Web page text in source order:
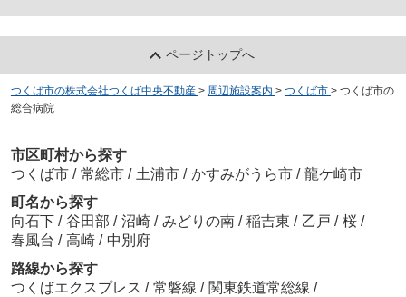
ページトップへ
つくば市の株式会社つくば中央不動産 > 周辺施設案内 > つくば市 > つくば市の
総合病院
市区町村から探す
つくば市 / 常総市 / 土浦市 / かすみがうら市 / 龍ケ崎市
町名から探す
向石下 / 谷田部 / 沼崎 / みどりの南 / 稲吉東 / 乙戸 / 桜 /
春風台 / 高崎 / 中別府
路線から探す
つくばエクスプレス / 常磐線 / 関東鉄道常総線 /